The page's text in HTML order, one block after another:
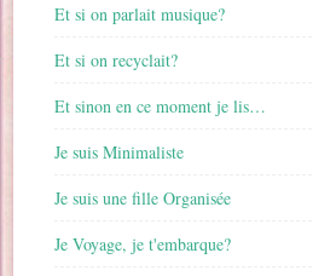
Et si on parlait musique?
Et si on recyclait?
Et sinon en ce moment je lis…
Je suis Minimaliste
Je suis une fille Organisée
Je Voyage, je t'embarque?